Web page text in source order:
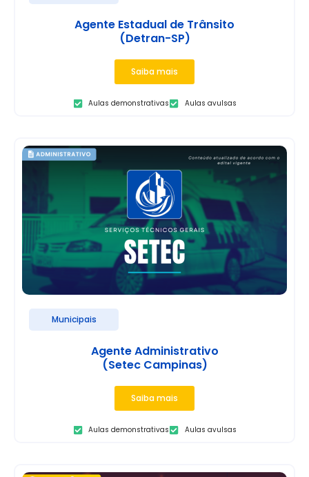
Agente Estadual de Trânsito
(Detran-SP)
Saiba mais
Aulas demonstrativas Aulas avulsas
Municipais
Agente Administrativo
(Setec Campinas)
Saiba mais
Aulas demonstrativas Aulas avulsas